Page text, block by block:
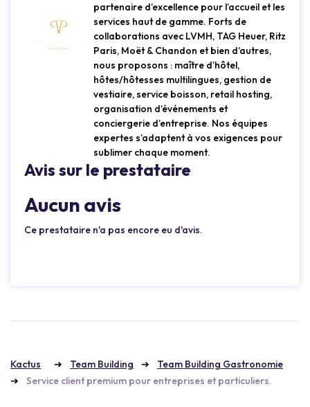
partenaire d’excellence pour l’accueil et les
services haut de gamme. Forts de
collaborations avec LVMH, TAG Heuer, Ritz
Paris, Moët & Chandon et bien d’autres,
nous proposons : maître d’hôtel,
hôtes/hôtesses multilingues, gestion de
vestiaire, service boisson, retail hosting,
organisation d’événements et
conciergerie d’entreprise. Nos équipes
expertes s’adaptent à vos exigences pour
sublimer chaque moment.
Avis sur le prestataire
Aucun avis
Ce prestataire n'a pas encore eu d'avis.
Kactus Team Building
Team Building Gastronomie
Service client premium pour entreprises et particuliers.